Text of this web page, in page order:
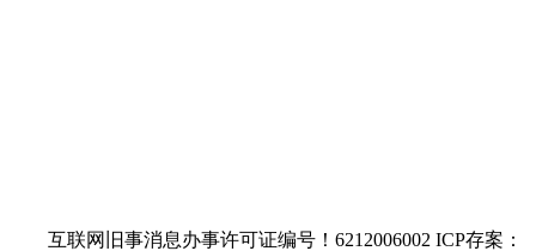
互联网旧事消息办事许可证编号！6212006002 ICP存案：